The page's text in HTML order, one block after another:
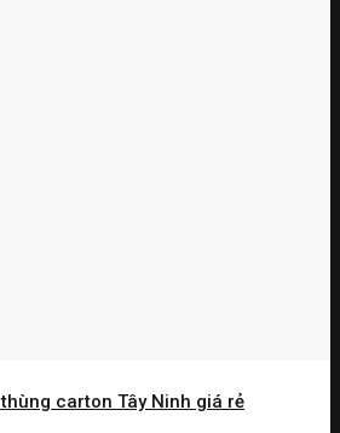
carton Tây Ninh giá rẻ